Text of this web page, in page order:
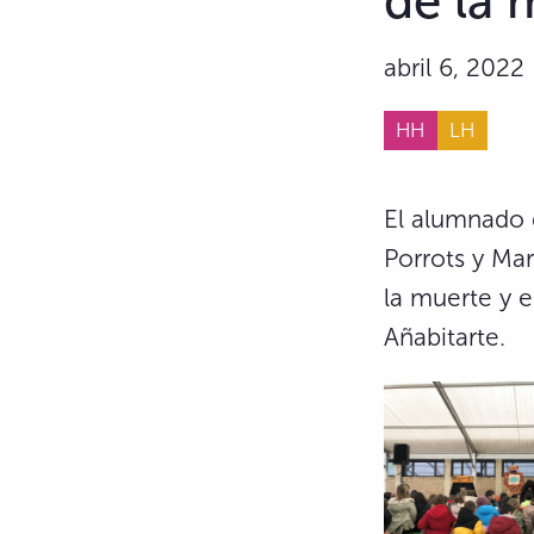
abril 6, 2022
HH LH
El
Porrots y
la muerte y
Añabitarte.